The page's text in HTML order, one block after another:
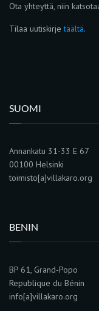
Ota yhteyttä, niin
Tilaa uutiskirjetäältä.
SUOMI
Annankatu 31-33 E 67
00100 Helsinki
toimisto[a]villakaro.org
BENIN
BP 61, Grand-Popo
Republique du Bénin
info[a]villakaro.org